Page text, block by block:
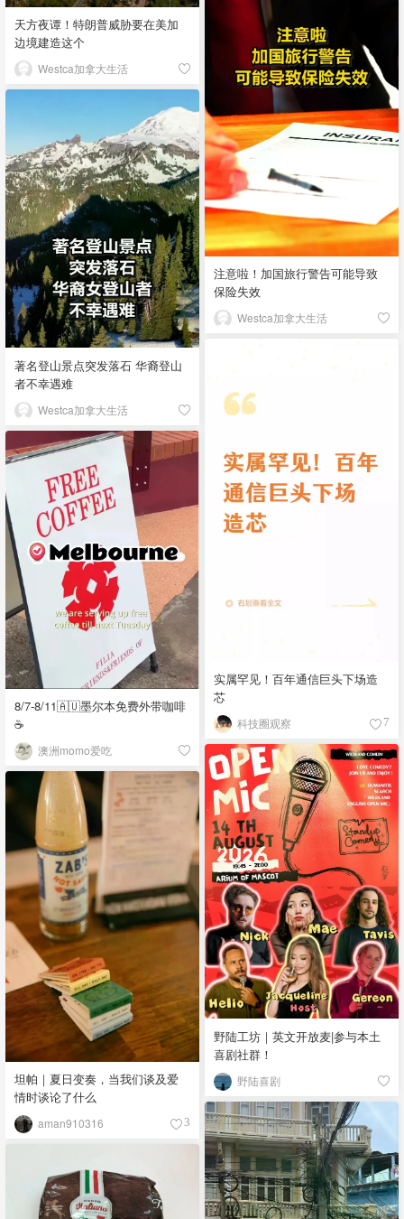
天方夜谭！特朗普威胁要在美加
边境建造这个
Westca加拿大生活
注意啦！加国旅行警告可能导致
保险失效
Westca加拿大生活
著名登山景点突发落石 华裔登山
者不幸遇难
Westca加拿大生活
实属罕见！百年通信巨头下场造
芯
科技圈观察 7
8/7-8/11🇦🇺墨尔本免费外带咖啡
☕
澳洲momo爱吃
野陆工坊｜英文开放麦|参与本土
喜剧社群！
野陆喜剧
坦帕｜夏日变奏，当我们谈及爱
情时谈论了什么
aman910316 3